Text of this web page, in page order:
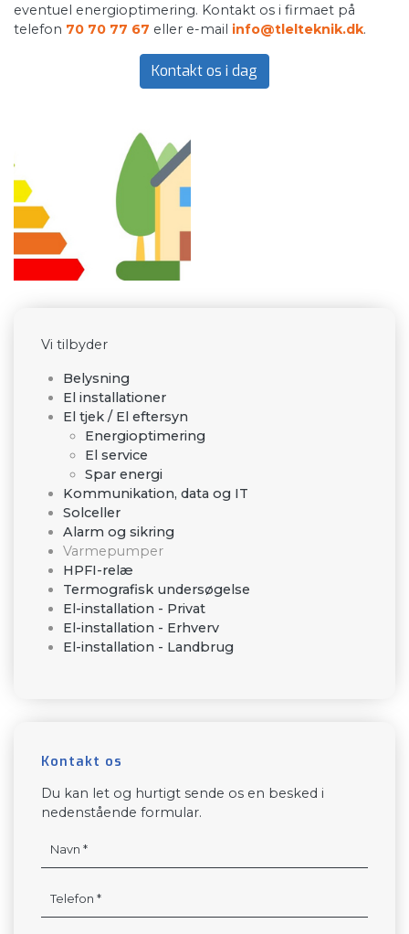
eventuel energioptimering. Kontakt os i firmaet på
telefon 70 70 77 67 eller e-mail info@tlelteknik.dk.
Kontakt os i dag
Vi tilbyder
Belysning
El installationer
El tjek / El eftersyn
Energioptimering
El service
Spar energi
Kommunikation, data og IT
Solceller
Alarm og sikring
Varmepumper
HPFI-relæ
Termografisk undersøgelse
El-installation - Privat
El-installation - Erhverv
El-installation - Landbrug
Kontakt os
Du kan let og hurtigt sende os en besked i
nedenstående formular.